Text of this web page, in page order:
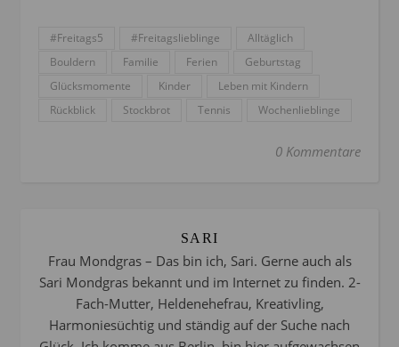
#Freitags5 #Freitagslieblinge
Alltäglich
Bouldern
Familie Ferien
Geburtstag
Glücksmomente
Kinder
Leben mit Kindern
Rückblick
Stockbrot Tennis Wochenlieblinge
0 Kommentare
SARI
Frau Mondgras – Das bin ich, Sari. Gerne auch als
Sari Mondgras bekannt und im Internet zu finden. 2-
Fach-Mutter, Heldenehefrau, Kreativling,
Harmoniesüchtig und ständig auf der Suche nach